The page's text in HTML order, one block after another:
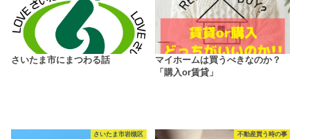
さいたま市にまつわる話
マイホームは買うべきなのか？
「購入or賃貸」
さいたま市岩槻区 不動産買う時の事